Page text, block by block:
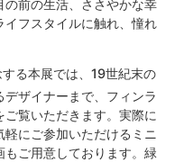
前の生活、ささやかな幸
フスタイルに触れ、憧れ
る本展では、19世紀末の
デザイナーまで、フィンラ
覧いただきます。実際に
にご参加いただけるミニ
ご用意しております。緑